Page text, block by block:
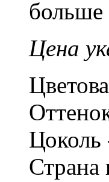
Цена
Цоколь